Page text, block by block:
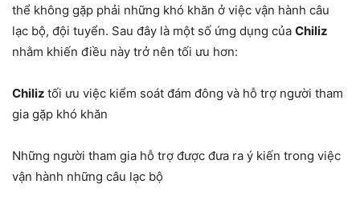
thể không gặp phải những khó khăn ở việc vận hành câu
lạc bộ, đội tuyển. Sau đây là một số ứng dụng của Chiliz
nhằm khiến điều này trở nên tối ưu hơn:
Chiliz tối ưu việc kiểm soát đám đông và hỗ trợ người tham
gia gặp khó khăn
Những người tham gia hỗ trợ được đưa ra ý kiến trong việc
vận hành những câu lạc bộ